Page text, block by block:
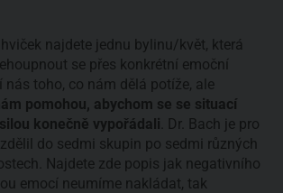
najdete jednu bylinu/květ, která
se přes konkrétní emoční
nás toho, co nám dělá potíže, ale
pomohou, abychom se se situací
konečně vypořádali . Dr. Bach je pro
do sedmi skupin po sedmi různých
Najdete zde popis jak negativního
emocí neumíme nakládat, tak